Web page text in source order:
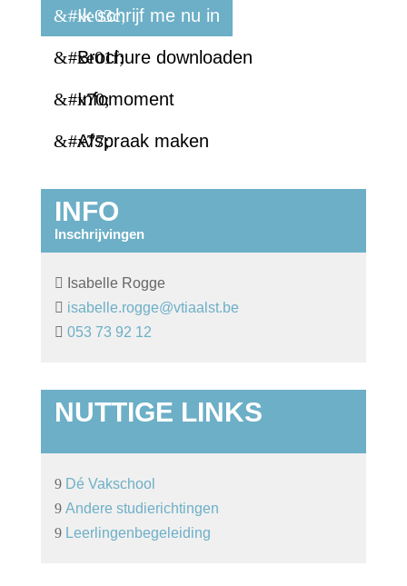
Ik schrijf me nu in
Brochure downloaden
Infomoment
Afspraak maken
INFO
Inschrijvingen
 Isabelle Rogge
 isabelle.rogge@vtiaalst.be
 053 73 92 12
NUTTIGE LINKS
9 Dé Vakschool
9 Andere studierichtingen
9 Leerlingenbegeleiding